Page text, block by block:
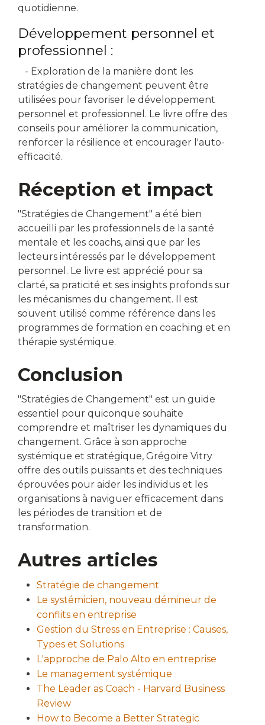
quotidienne.
Développement personnel et
professionnel :
- Exploration de la manière dont les
stratégies de changement peuvent être
utilisées pour favoriser le développement
personnel et professionnel. Le livre offre des
conseils pour améliorer la communication,
renforcer la résilience et encourager l'auto-
efficacité.
Réception et impact
"Stratégies de Changement" a été bien
accueilli par les professionnels de la santé
mentale et les coachs, ainsi que par les
lecteurs intéressés par le développement
personnel. Le livre est apprécié pour sa
clarté, sa praticité et ses insights profonds sur
les mécanismes du changement. Il est
souvent utilisé comme référence dans les
programmes de formation en coaching et en
thérapie systémique.
Conclusion
"Stratégies de Changement" est un guide
essentiel pour quiconque souhaite
comprendre et maîtriser les dynamiques du
changement. Grâce à son approche
systémique et stratégique, Grégoire Vitry
offre des outils puissants et des techniques
éprouvées pour aider les individus et les
organisations à naviguer efficacement dans
les périodes de transition et de
transformation.
Autres articles
Stratégie de changement
Le systémicien, nouveau démineur de
conflits en entreprise
Gestion du Stress en Entreprise : Causes,
Types et Solutions
L'approche de Palo Alto en entreprise
Le management systémique
The Leader as Coach - Harvard Business
Review
How to Become a Better Strategic